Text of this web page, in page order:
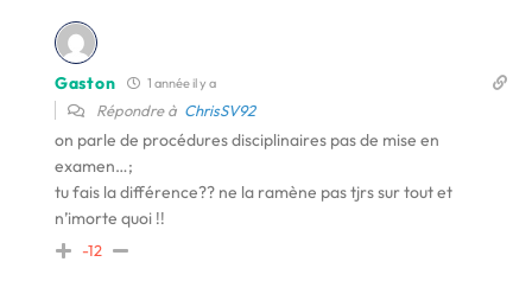
Gaston 1 année il y a
Répondre à ChrisSV92
on parle de procédures disciplinaires pas de mise en
examen…;
tu fais la différence?? ne la ramène pas tjrs sur tout et
n’imorte quoi !!
-12